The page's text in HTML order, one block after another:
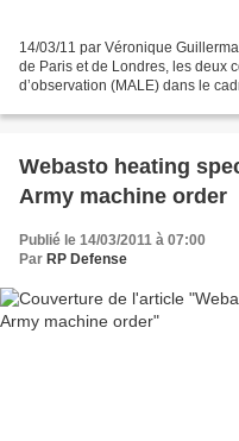
14/03/11 par Véronique
de Paris et de Londres, les deux
d’observation (MALE) dans le
Webasto heating
Army machine order
Publié le 14/03/2011 à 07:00
Par RP Defense